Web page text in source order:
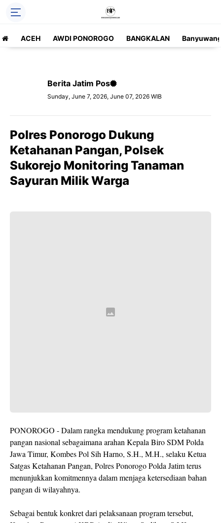
ACEH AWDI PONOROGO BANGKALAN
Berita Jatim Pos
Sunday, June 7, 2026, June 07, 2026 WIB
Polres Ponorogo Dukung
Ketahanan Pangan, Polsek
Sukorejo Monitoring Tanaman
Sayuran Milik Warga
PONOROGO - Dalam rangka mendukung program ketahanan
pangan nasional sebagaimana arahan Kepala Biro SDM Polda
Jawa Timur, Kombes Pol Sih Harno, S.H., M.H., selaku Ketua
Satgas Ketahanan Pangan, Polres Ponorogo Polda Jatim terus
menunjukkan komitmennya dalam menjaga ketersediaan bahan
pangan di wilayahnya.
Sebagai bentuk konkret dari pelaksanaan program tersebut,